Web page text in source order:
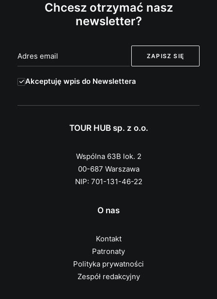
Chcesz otrzymać nasz
newsletter?
Akceptuję wpis do Newslettera
TOUR HUB sp. z o.o.
Wspólna 63B lok. 2
00-687 Warszawa
NIP: 701-131-46-22
O nas
Kontakt
Patronaty
Polityka prywatności
Zespół redakcyjny